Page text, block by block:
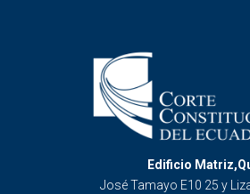
Edificio
José Tamayo E10 25 y